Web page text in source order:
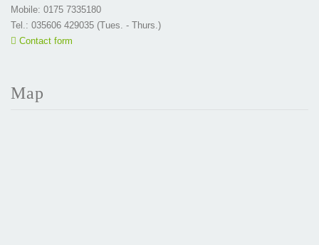
Mobile: 0175 7335180
Tel.: 035606 429035 (Tues. - Thurs.)
Contact form
Map